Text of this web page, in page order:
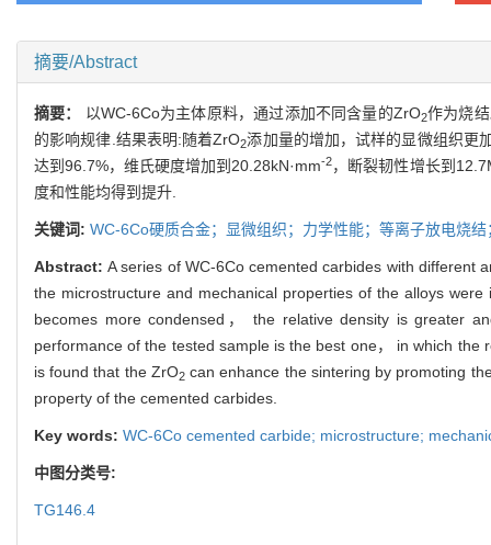
摘要/Abstract
摘要： 以WC-6Co为主体原料，通过添加不同含量的ZrO2作为烧
的影响规律.结果表明:随着ZrO2添加量的增加，试样的显微组织更
达到96.7%，维氏硬度增加到20.28kN·mm-2，断裂韧性增长到
度和性能均得到提升.
关键词: WC-6Co硬质合金；显微组织；力学性能；等离子放电烧结
Abstract:A series of WC-6Co cemented carbides with different
the microstructure and mechanical properties of the alloys
becomes more condensed， the relative density is greater
performance of the tested sample is the best one， in which the
is found that the ZrO2can enhance the sintering by promoting
property of the cemented carbides.
Key words: WC-6Co cemented carbide; microstructure;
中图分类号:
TG146.4